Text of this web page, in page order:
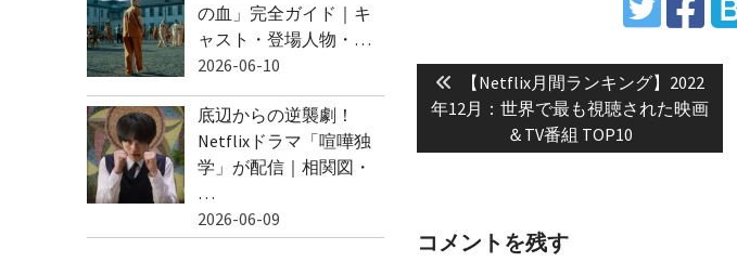
投
稿
ナ
ビ
シ
Previous
post:
【Netflix月間ランキング】2022
年12月：世界で最も視聴された映画
＆TV番組 TOP10
コメントを残す
の血」完全ガイド｜キ
ャスト・登場人物・…
2026-06-10
底辺からの逆襲劇！
Netflixドラマ「喧嘩独
学」が配信｜相関図・
…
2026-06-09